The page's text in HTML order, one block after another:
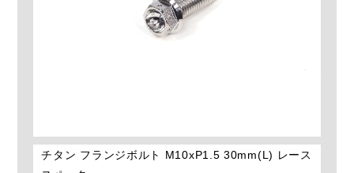
チタン フランジボルト M10xP1.5 30mm(L) レース